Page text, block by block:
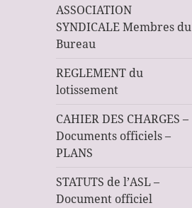
ASSOCIATION
SYNDICALE Membres du
Bureau
REGLEMENT du
lotissement
CAHIER DES CHARGES –
Documents officiels –
PLANS
STATUTS de l’ASL –
Document officiel